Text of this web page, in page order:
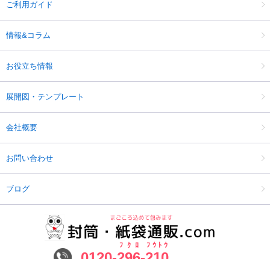
ご利用ガイド
情報&コラム
お役立ち情報
展開図・テンプレート
会社概要
お問い合わせ
ブログ
ﾌｸﾛ ﾌｳﾄｳ